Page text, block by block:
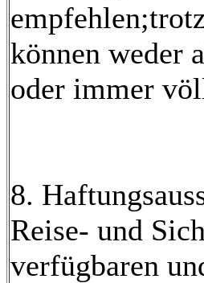
können weder
oder immer
8.
Reise- und
verfügbaren